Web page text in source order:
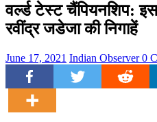
वर्ल्ड टेस्ट चैंपियनशिप: इस
रवींद्र जडेजा की निगाहें
June 17, 2021 Indian Observer0